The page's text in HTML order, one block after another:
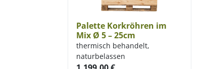
Palette Korkröhren im
Mix Ø 5 – 25cm
thermisch behandelt,
naturbelassen